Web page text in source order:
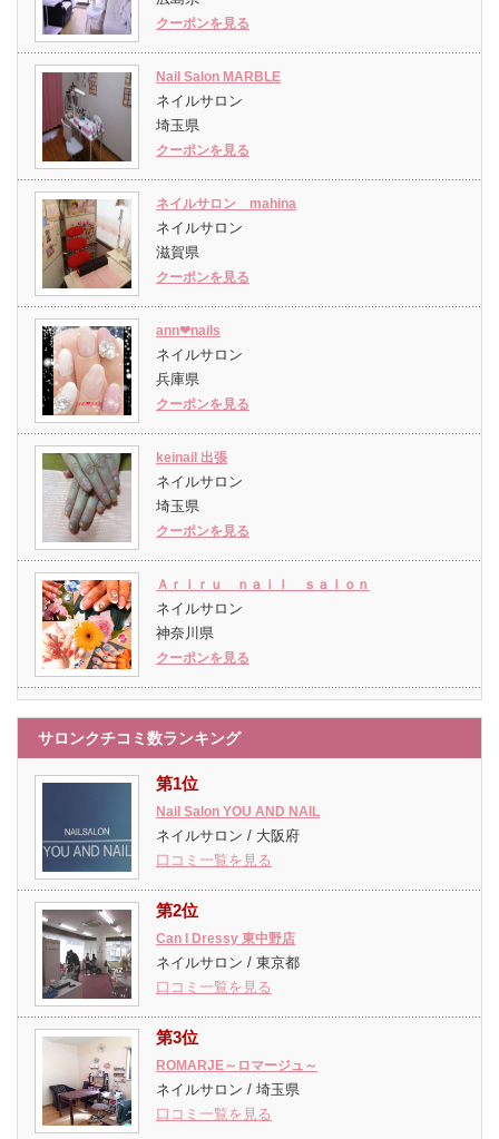
クーポンを見る
Nail Salon MARBLE
ネイルサロン
埼玉県
クーポンを見る
ネイルサロン mahina
ネイルサロン
滋賀県
クーポンを見る
ann❤︎nails
ネイルサロン
兵庫県
クーポンを見る
keinail 出張
ネイルサロン
埼玉県
クーポンを見る
Ａｒｉｒｕ ｎａｉｌ ｓａｌｏｎ
ネイルサロン
神奈川県
クーポンを見る
サロンクチコミ数ランキング
第1位
Nail Salon YOU AND NAIL
ネイルサロン / 大阪府
口コミ一覧を見る
第2位
Can I Dressy 東中野店
ネイルサロン / 東京都
口コミ一覧を見る
第3位
ROMARJE～ロマージュ～
ネイルサロン / 埼玉県
口コミ一覧を見る